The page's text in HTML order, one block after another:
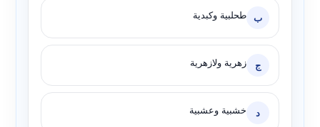
ب طحلبية وكبدية
ج زهرية ولازهرية
د خشبية وعشبية